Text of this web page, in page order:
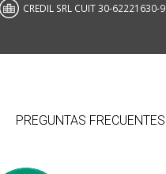
CREDIL SRL CUIT 30-62221630-9
PREGUNTAS FRECUENTES